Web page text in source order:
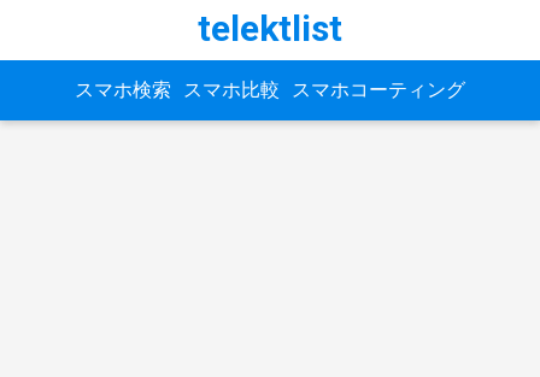
telektlist
スマホ検索 スマホ比較 スマホコーティング